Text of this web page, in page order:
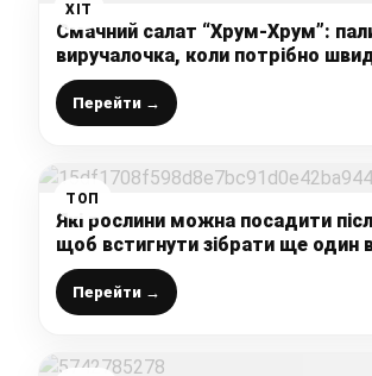
ХІТ
Смачний салат “Хрум-Хрум”:
виручалочка, коли потрібно
накрити на стіл, 10 хвилин і
Перейти →
ТОП
Які рослини можна посадити
щоб встигнути зібрати ще один
Поради агрономів та досвідчених
городників
Перейти →